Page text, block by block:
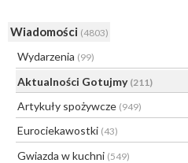
Wiadomości (4803)
Wydarzenia (99)
Aktualności Gotujmy (211)
Artykuły spożywcze (949)
Eurociekawostki (43)
Gwiazda w kuchni (549)